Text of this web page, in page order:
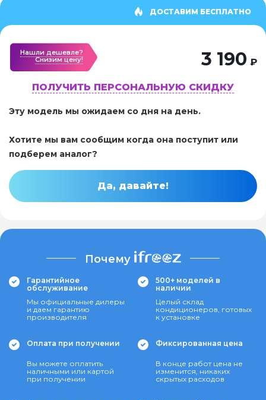
ДОСТАВИМ БЕСПЛАТНО
Нашли дешевле?
Cнизим цену!
3 190 ₽
ПОЛУЧИТЬ ПЕРСОНАЛЬНУЮ СКИДКУ
Эту модель мы ожидаем со дня на день.
Хотите мы вам сообщим когда она поступит или
подберем аналог?
Да, давайте!
Почему
Гарантийное
обслуживание
Мы официальные дилеры
и даем гарантию
производителя
500+ моделей в
наличии
Целый склад
кондиционеров, готовых
к установке
Оплата при получении
Вы можете оплатить
наличными или картой
при получении
Фиксированная цена
В конце работ цена не
изменится, никаких
скрытых расходов